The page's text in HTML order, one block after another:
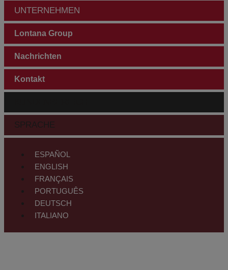
UNTERNEHMEN
Lontana Group
Nachrichten
Kontakt
SPRACHE
ESPAÑOL
ENGLISH
FRANÇAIS
PORTUGUÊS
DEUTSCH
ITALIANO